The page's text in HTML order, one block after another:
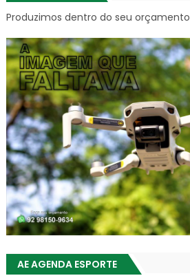
Produzimos dentro do seu orçamento
AE AGENDA ESPORTE